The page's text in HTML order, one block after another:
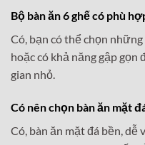
Bộ bàn ăn 6 ghế có phù
Có, bạn có thể chọn
hoặc có khả năng gập
gian nhỏ.
Có nên chọn bàn ăn mặt
Có, bàn ăn mặt đá bền, dễ